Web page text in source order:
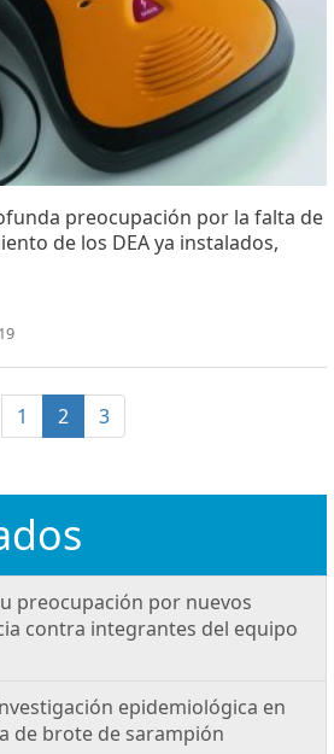
preocupación por la falta de
de los DEA ya instalados,
1 2 (current)
3
preocupación por nuevos
contra integrantes del equipo
epidemiológica en
de brote de sarampión